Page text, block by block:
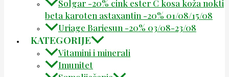
Solgar -20% cink ester C kosa koža nokti
beta karoten astaxantin -20% 01/08/15/08
Uriage Bariesun -20% 03/08-23/08
KATEGORIJE
Vitamini i minerali
Imunitet